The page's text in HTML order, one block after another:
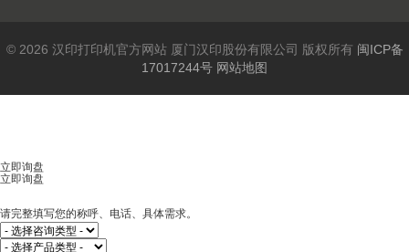
© 2026 汉印打印机官方网站 厦门汉印股份有限公司 版权所有 闽ICP备
17017244号 网站地图
立即询盘
立即询盘
请完整填写您的称呼、电话、具体需求。